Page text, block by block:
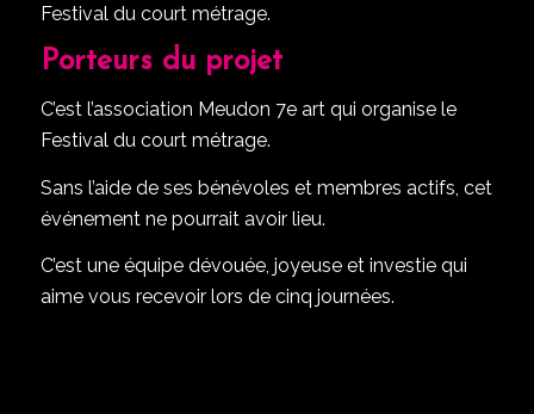
Festival du court métrage.
Porteurs du projet
C’est l’association Meudon 7e art qui organise le
Festival du court métrage.
Sans l’aide de ses bénévoles et membres actifs, cet
événement ne pourrait avoir lieu.
C’est une équipe dévouée, joyeuse et investie qui
aime vous recevoir lors de cinq journées.